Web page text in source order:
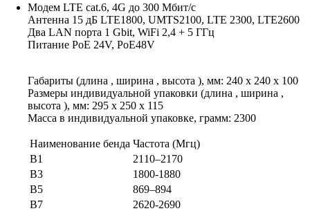
Модем LTE cat.6, 4G до 300 Мбит/с
Антенна 15 дБ LTE1800, UMTS2100, LTE 2300, LTE2600
Два LAN порта 1 Gbit, WiFi 2,4 + 5 ГГц
Питание PoE 24V, PoE48V
Габариты (длина , ширина , высота ), мм: 240 x 240 x 100
Размеры индивидуальной упаковки (длина , ширина ,
высота ), мм: 295 x 250 x 115
Масса в индивидуальной упаковке, грамм: 2300
Наименование бенда Частота (Мгц)
B1
2110–2170
B3
1800-1880
B5
869–894
B7
2620-2690